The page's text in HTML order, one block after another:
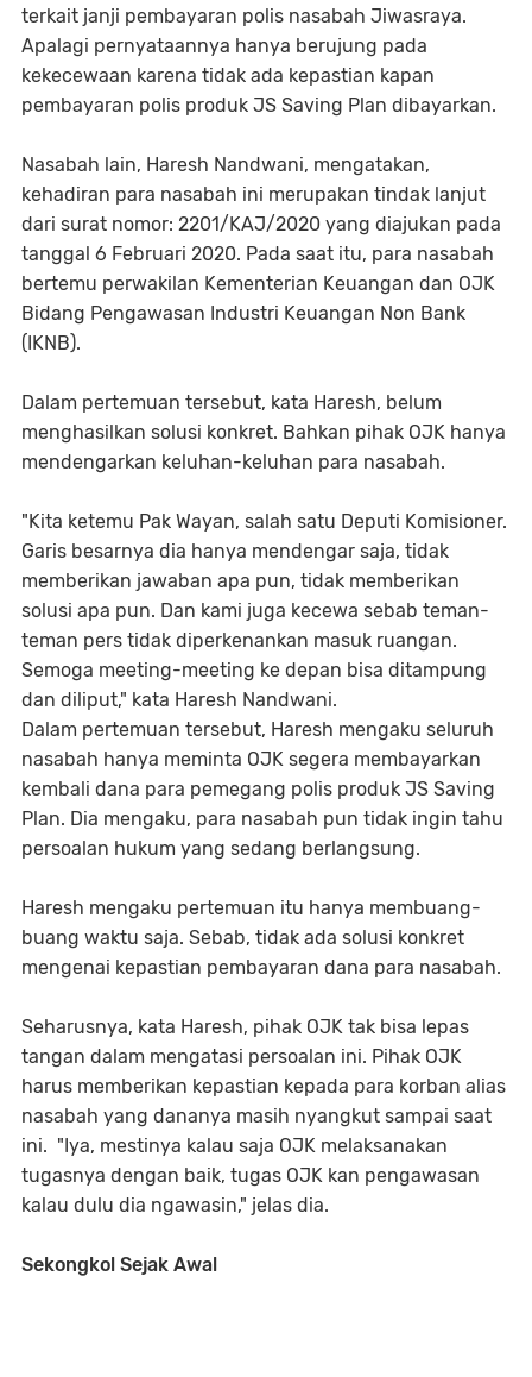
terkait janji pembayaran polis nasabah Jiwasraya.
Apalagi pernyataannya hanya berujung pada
kekecewaan karena tidak ada kepastian kapan
pembayaran polis produk JS Saving Plan dibayarkan.
Nasabah lain, Haresh Nandwani, mengatakan,
kehadiran para nasabah ini merupakan tindak lanjut
dari surat nomor: 2201/KAJ/2020 yang diajukan pada
tanggal 6 Februari 2020. Pada saat itu, para nasabah
bertemu perwakilan Kementerian Keuangan dan OJK
Bidang Pengawasan Industri Keuangan Non Bank
(IKNB).
Dalam pertemuan tersebut, kata Haresh, belum
menghasilkan solusi konkret. Bahkan pihak OJK hanya
mendengarkan keluhan-keluhan para nasabah.
"Kita ketemu Pak Wayan, salah satu Deputi Komisioner.
Garis besarnya dia hanya mendengar saja, tidak
memberikan jawaban apa pun, tidak memberikan
solusi apa pun. Dan kami juga kecewa sebab teman-
teman pers tidak diperkenankan masuk ruangan.
Semoga meeting-meeting ke depan bisa ditampung
dan diliput," kata Haresh Nandwani.
Dalam pertemuan tersebut, Haresh mengaku seluruh
nasabah hanya meminta OJK segera membayarkan
kembali dana para pemegang polis produk JS Saving
Plan. Dia mengaku, para nasabah pun tidak ingin tahu
persoalan hukum yang sedang berlangsung.
Haresh mengaku pertemuan itu hanya membuang-
buang waktu saja. Sebab, tidak ada solusi konkret
mengenai kepastian pembayaran dana para nasabah.
Seharusnya, kata Haresh, pihak OJK tak bisa lepas
tangan dalam mengatasi persoalan ini. Pihak OJK
harus memberikan kepastian kepada para korban alias
nasabah yang dananya masih nyangkut sampai saat
ini. "Iya, mestinya kalau saja OJK melaksanakan
tugasnya dengan baik, tugas OJK kan pengawasan
kalau dulu dia ngawasin," jelas dia.
Sekongkol Sejak Awal